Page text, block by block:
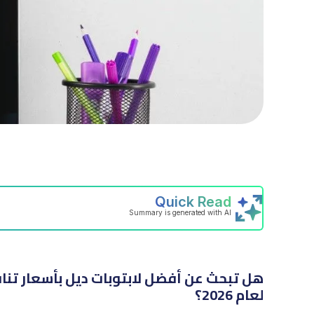
هل تبحث عن أفضل لابتوبات ديل بأسعار
لعام 2026؟